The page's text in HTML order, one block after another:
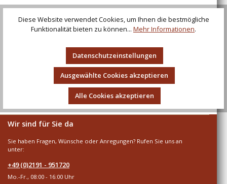
Beschreibung
Zischägge, 17. Jahrhundert
Wir sind für Sie da
Sie haben Fragen, Wünsche oder Anregungen? Rufen Sie uns an
unter:
+49 (0)2191 - 951720
Mo.-Fr., 08:00 - 16:00 Uhr
Diese Website verwendet Cookies, um Ihnen die bestmögliche
Funktionalität bieten zu können... Mehr Informationen.
Datenschutzeinstellungen
Ausgewählte Cookies akzeptieren
Alle Cookies akzeptieren